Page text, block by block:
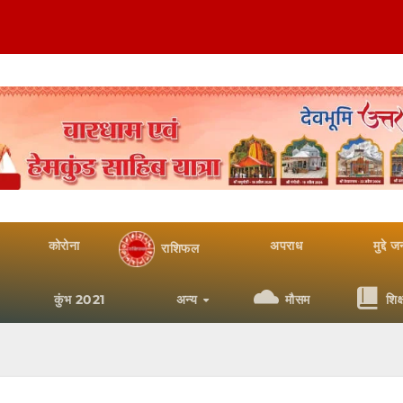
कोरोना राशिफल अपराध मुद्दे
कुंभ 2021 अन्य मौसम